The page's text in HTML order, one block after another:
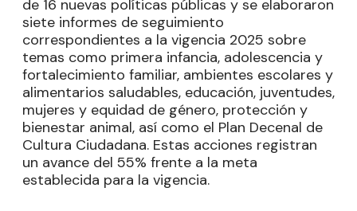
de 16 nuevas políticas públicas y se elaboraron
siete informes de seguimiento
correspondientes a la vigencia 2025 sobre
temas como primera infancia, adolescencia y
fortalecimiento familiar, ambientes escolares y
alimentarios saludables, educación, juventudes,
mujeres y equidad de género, protección y
bienestar animal, así como el Plan Decenal de
Cultura Ciudadana. Estas acciones registran
un avance del 55% frente a la meta
establecida para la vigencia.